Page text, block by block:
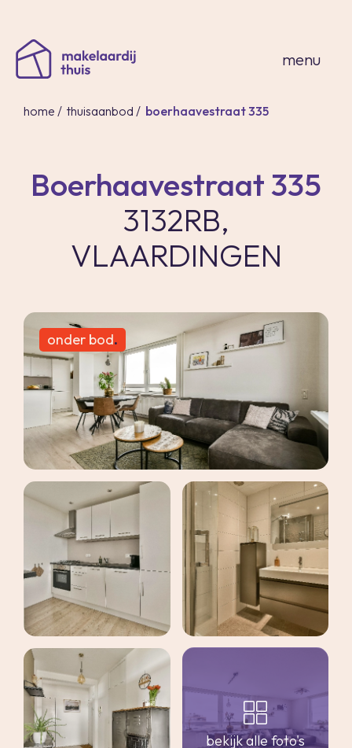
menu
sluiten
home
thuisaanbod
over ons
contact
inloggen
maak een afspraak
home / thuisaanbod / boerhaavestraat 335
Boerhaavestraat 335
3132RB,
VLAARDINGEN
onder bod.
bekijk alle foto's